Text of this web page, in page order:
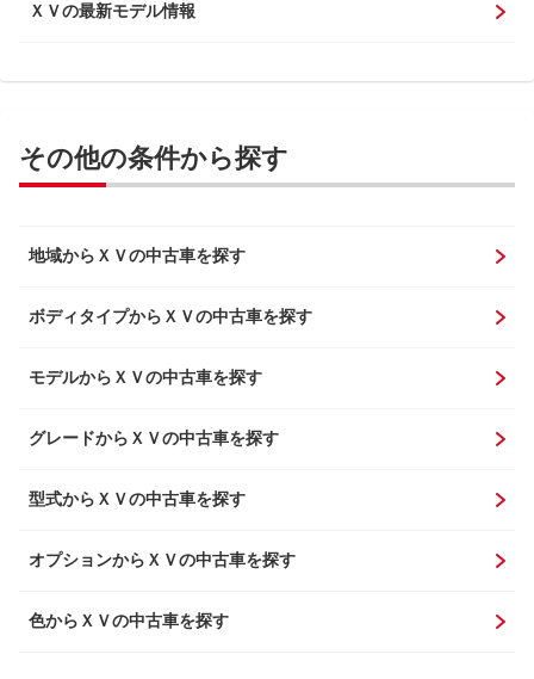
ＸＶの最新モデル情報
その他の条件から探す
地域からＸＶの中古車を探す
ボディタイプからＸＶの中古車を探す
モデルからＸＶの中古車を探す
グレードからＸＶの中古車を探す
型式からＸＶの中古車を探す
オプションからＸＶの中古車を探す
色からＸＶの中古車を探す